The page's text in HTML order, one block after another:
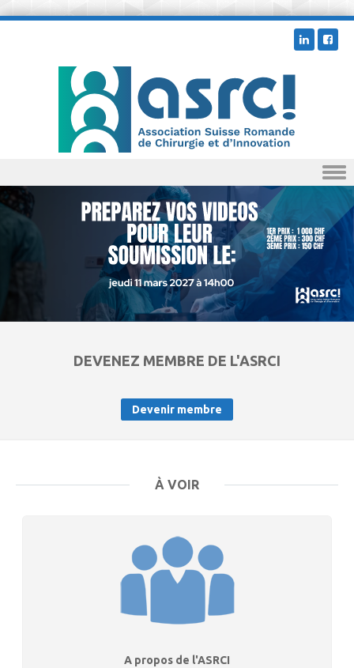
Skip to content
DEVENEZ MEMBRE DE L'ASRCI
Devenir membre
À VOIR
A propos de l'ASRCI